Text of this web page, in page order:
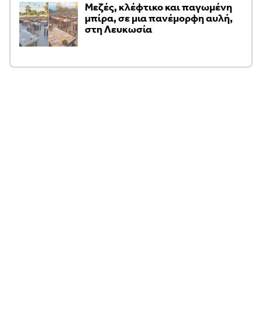
Μεζές, κλέφτικο και παγωμένη
μπίρα, σε μια πανέμορφη αυλή,
στη Λευκωσία